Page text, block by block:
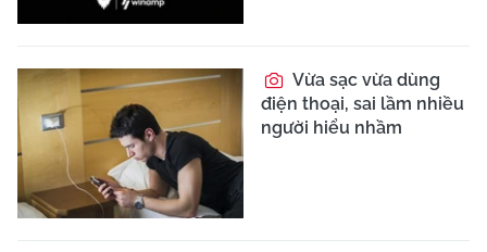
Vừa sạc vừa dùng
điện thoại, sai lầm nhiều
người hiểu nhầm